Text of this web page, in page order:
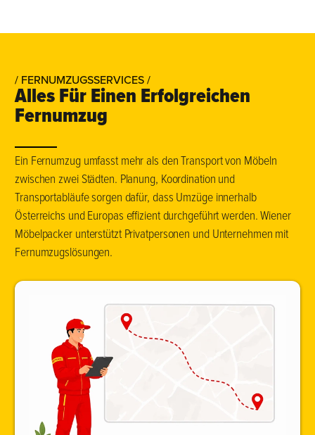
/ FERNUMZUGSSERVICES /
Alles Für Einen Erfolgreichen
Fernumzug
Ein Fernumzug umfasst mehr als den Transport von Möbeln
zwischen zwei Städten. Planung, Koordination und
Transportabläufe sorgen dafür, dass Umzüge innerhalb
Österreichs und Europas effizient durchgeführt werden. Wiener
Möbelpacker unterstützt Privatpersonen und Unternehmen mit
Fernumzugslösungen.